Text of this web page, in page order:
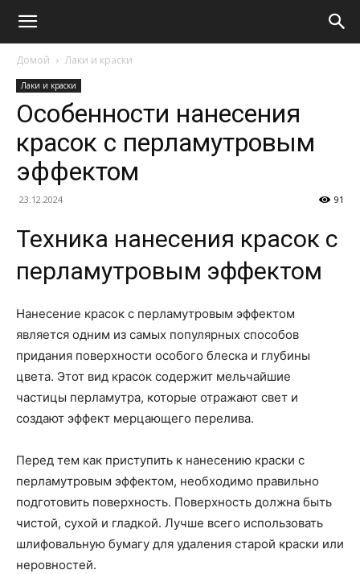
Домой Лаки и краски
Лаки и краски
Особенности нанесения
красок с перламутровым
эффектом
23.12.2024 91
Техника нанесения красок с
перламутровым эффектом
Нанесение красок с перламутровым эффектом
является одним из самых популярных способов
придания поверхности особого блеска и глубины
цвета. Этот вид красок содержит мельчайшие
частицы перламутра, которые отражают свет и
создают эффект мерцающего перелива.
Перед тем как приступить к нанесению краски с
перламутровым эффектом, необходимо правильно
подготовить поверхность. Поверхность должна быть
чистой, сухой и гладкой. Лучше всего использовать
шлифовальную бумагу для удаления старой краски или
неровностей.